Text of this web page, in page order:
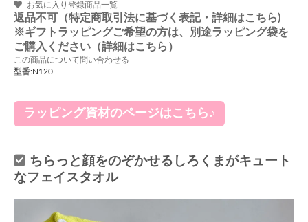
お気に入り登録商品一覧
返品不可（特定商取引法に基づく表記・詳細はこちら)
※ギフトラッピングご希望の方は、別途ラッピング袋を
ご購入ください（詳細はこちら）
この商品について問い合わせる
型番:N120
ラッピング資材のページはこちら♪
ちらっと顔をのぞかせるしろくまがキュート
なフェイスタオル